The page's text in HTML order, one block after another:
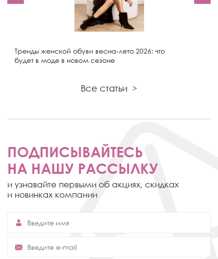
Тренды женской обуви весна-лето 2026: что
будет в моде в новом сезоне
Все статьи >
ПОДПИСЫВАЙТЕСЬ
НА НАШУ РАССЫЛКУ
и узнавайте первыми об акциях, скидках
и новинках компании